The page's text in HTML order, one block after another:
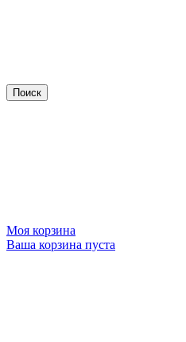
Моя корзина
Ваша корзина пуста